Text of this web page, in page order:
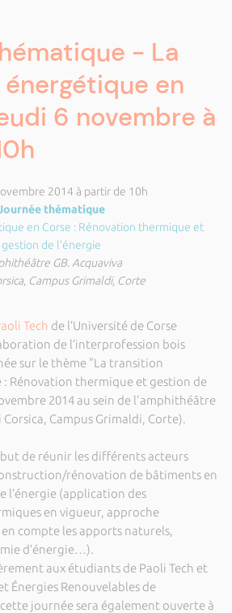
- La
en
6 novembre à
2014 à partir de 10h
thématique
en Corse : Rénovation thermique et
gestion de l’énergie
GB. Acquaviva
Campus Grimaldi, Corte
Tech de l’Université de Corse
de l’interprofession bois
sur le thème "La transition
: Rénovation thermique et gestion de
2014 au sein de l'amphithéâtre
Corsica, Campus Grimaldi, Corte).
de réunir les différents acteurs
rénovation de bâtiments en
l’énergie (application des
en vigueur, approche
compte les apports naturels,
d’énergie…).
aux étudiants de Paoli Tech et
Énergies Renouvelables de
cette journée sera également ouverte à